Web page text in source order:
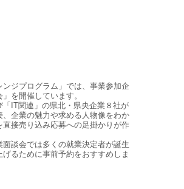
ジプログラム」では、事業参加企
を開催しています。
IT関連」の県北・県央企業８社が
企業の魅力や求める人物像をわか
接売り込み応募への足掛かりが作
談会では多くの就業決定者が誕生
るために事前予約をおすすめしま